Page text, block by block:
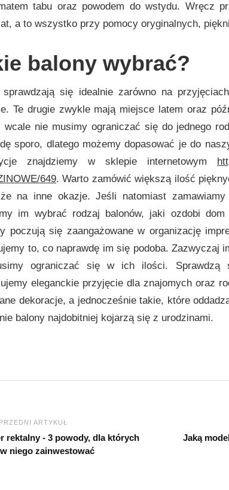
tabu oraz powodem do wstydu. Wręcz
a to wszystko przy pomocy oryginalnych,
balony wybrać?
sprawdzają się idealnie zarówno na
Te drugie zwykle mają miejsce latem oraz
wcale nie musimy ograniczać się do jednego
sporo, dlatego możemy dopasować je do
znajdziemy w sklepie internetowym
649. Warto zamówić większą ilość
na inne okazje. Jeśli natomiast
im wybrać rodzaj balonów, jaki ozdobi
poczują się zaangażowane w organizację
to, co naprawdę im się podoba. Zazwyczaj
ograniczać się w ich ilości. Sprawdzą
eleganckie przyjęcie dla znajomych oraz
dekoracje, a jednocześnie takie, które
balony najdobitniej kojarzą się z urodzinami.
ARTYKUŁ
rektalny - 3 powody, dla których
niego zainwestować
Jaką